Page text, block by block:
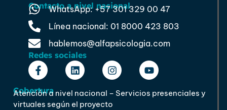
Contacto a nivel nacional
WhatsApp: +57 301 329 00 47
Línea nacional: 01 8000 423 803
hablemos@alfapsicologia.com
Redes sociales
Cobertura
Atención a nivel nacional – Servicios presenciales y
virtuales según el proyecto